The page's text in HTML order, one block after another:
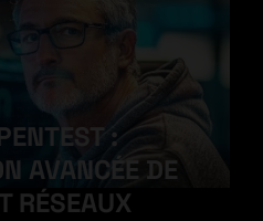
:
AVANCÉE DE
RÉSEAUX